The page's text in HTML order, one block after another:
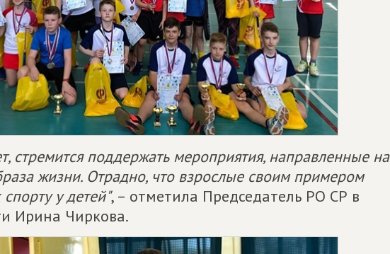
стремится поддержать мероприятия, направленные на
жизни. Отрадно, что взрослые своим примером
у детей", – отметила Председатель РО СР в
Ирина Чиркова.